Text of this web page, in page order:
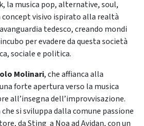
la musica pop, alternative, soul,
visivo ispirato alla realtà
tedesco, creando mondi
per evadere da questa società
sociale e politica.
Molinari, che affianca alla
forte apertura verso la musica
all’insegna dell’improvvisazione.
che si sviluppa dalla comune passione
da Sting a Noa ad Avidan, con un